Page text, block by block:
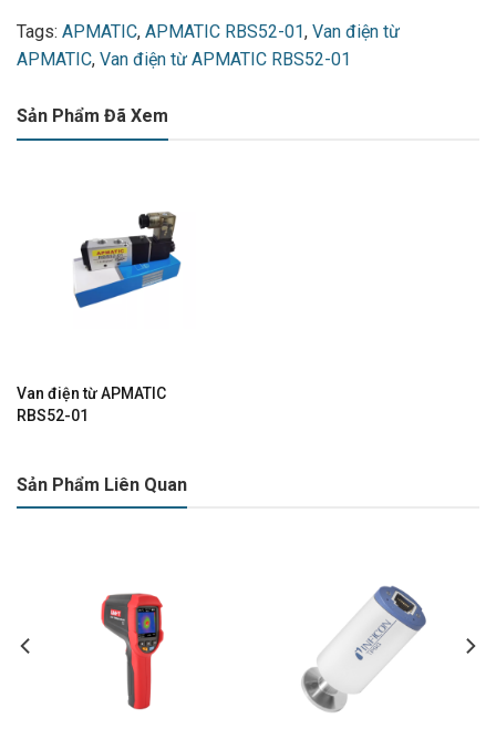
Tags: APMATIC, APMATIC RBS52-01, Van điện từ
APMATIC, Van điện từ APMATIC RBS52-01
Sản Phẩm Đã Xem
Van điện từ APMATIC
RBS52-01
Sản Phẩm Liên Quan